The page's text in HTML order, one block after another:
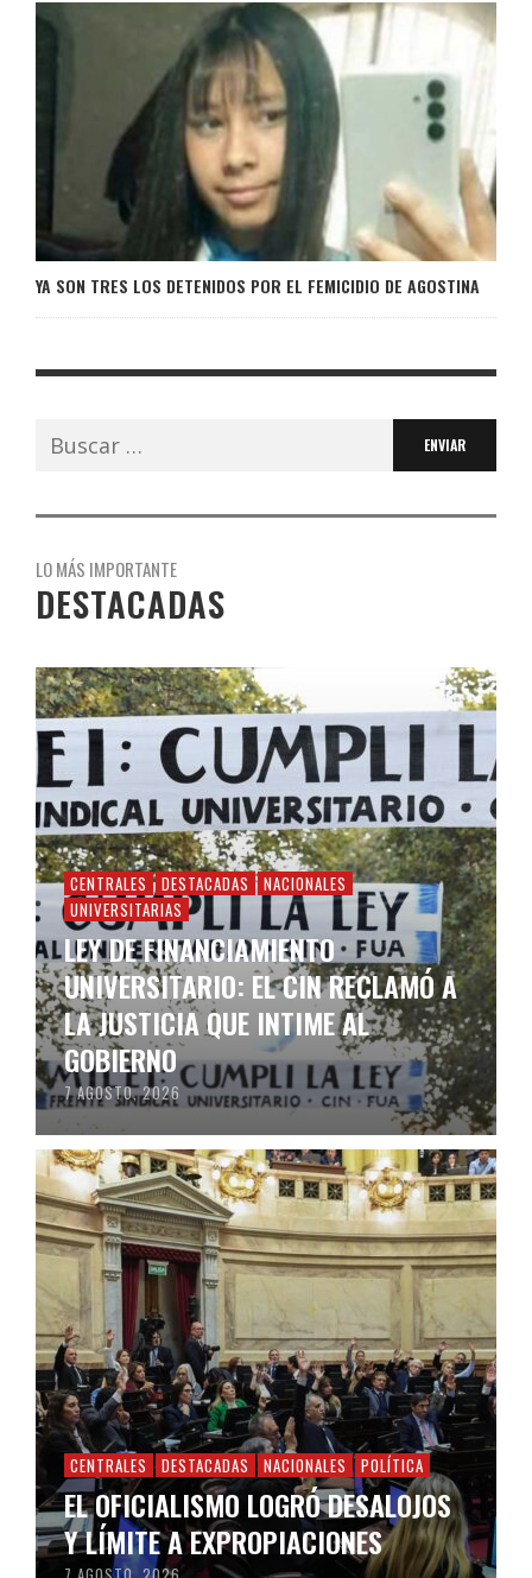
YA SON TRES LOS DETENIDOS POR EL FEMICIDIO DE AGOSTINA
Buscar:
LO MÁS IMPORTANTE
DESTACADAS
CENTRALES DESTACADAS
NACIONALES
UNIVERSITARIAS
LEY DE FINANCIAMIENTO
UNIVERSITARIO: EL CIN RECLAMÓ A
LA JUSTICIA QUE INTIME AL
GOBIERNO
7 AGOSTO, 2026
CENTRALES DESTACADAS NACIONALES POLÍTICA
EL OFICIALISMO LOGRÓ DESALOJOS
Y LÍMITE A EXPROPIACIONES